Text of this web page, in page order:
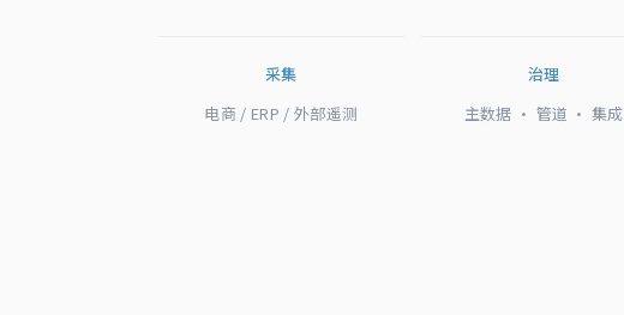
采集
电商 / ERP / 外部遥测
治理
主数据 · 管道 · 集成